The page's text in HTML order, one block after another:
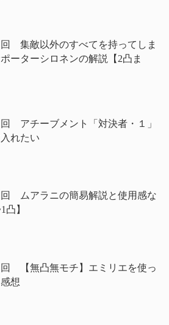
回 集敵以外のすべてを持ってしま
ーターシロネンの解説【2凸ま
回 アチーブメント「対決者・１」
れたい
回 ムアラニの簡易解説と使用感な
凸】
回 【無凸無モチ】エミリエを使っ
想